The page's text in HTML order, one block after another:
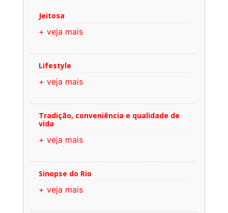
Jeitosa
+ veja mais
Lifestyle
+ veja mais
Tradição, conveniência e qualidade de
vida
+ veja mais
Sinopse do Rio
+ veja mais